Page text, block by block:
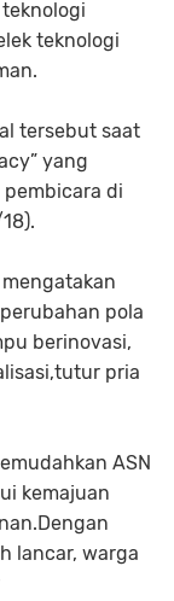
teknologi
tersebut saat
yang
pembicara di
pola
berinovasi,
pria
ASN
kemajuan
lancar, warga